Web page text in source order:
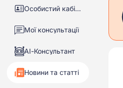
Особистий кабінет
Мої консультації
АІ-Консультант
Новини та статті